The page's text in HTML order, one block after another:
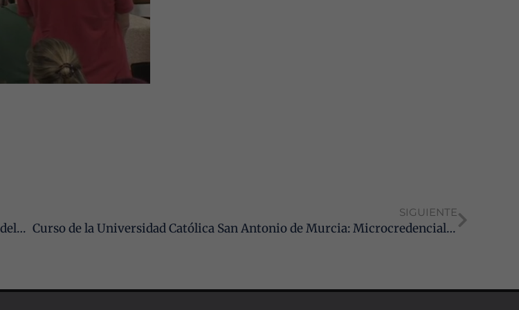
Nuestro vocal electo, Francisco Silva González, en el encuentro Un modelo de Justicia para Andalucía de la UNIA
SIGUIENTE
Curso de la Universidad Católica San Antonio de Murcia: Microcredencial en Mediación Profesional para Graduados Sociales
Experiencia
funcione lo
mejor posible
comportamiento